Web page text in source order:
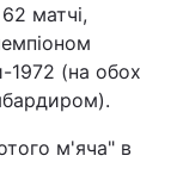
матчі,
1972 (на обох
м'яча" в